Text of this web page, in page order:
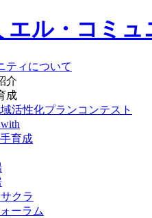
ティについて
介
成
活性化プランコンテスト
育成
クラ
ーラム